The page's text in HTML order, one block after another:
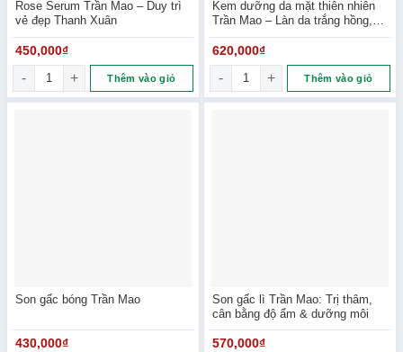
Rose Serum Trần Mao – Duy trì
vẻ đẹp Thanh Xuân
450,000₫
Rose Serum Trần Mao - Duy trì vẻ đẹp Thanh Xuân số lượng
Thêm vào giỏ
Kem dưỡng da mặt thiên nhiên
Trần Mao – Làn da trắng hồng,
mịn màng
620,000₫
Kem dưỡng da mặt thiên
Thêm vào giỏ
Son gấc bóng Trần Mao
430,000₫
Son gấc lì Trần Mao: Trị thâm,
cân bằng độ ẩm & dưỡng môi
570,000₫